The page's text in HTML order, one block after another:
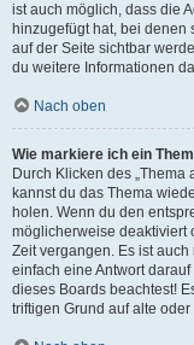
ist auch möglich, dass die
hinzugefügt hat, bei denen
auf der Seite sichtbar
du weitere Informationen
Nach oben
Wie markiere ich ein
Durch Klicken des
kannst du das Thema
holen. Wenn du den
möglicherweise deaktiviert
Zeit vergangen. Es ist
einfach eine Antwort
dieses Boards beachtest!
triftigen Grund auf alte